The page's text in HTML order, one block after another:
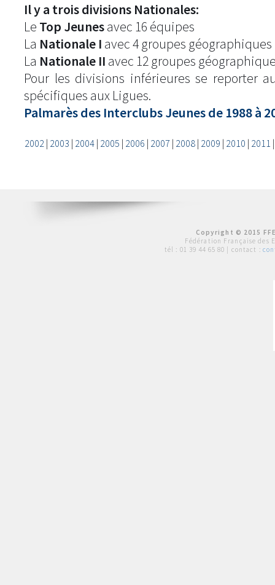
Il y a trois divisions Nationales:
Le Top Jeunesavec 16 équipes
La Nationale I avec 4 groupes
La Nationale II avec 12 groupes
Pour les divisions inférieures se reporter
spécifiques aux Ligues.
Palmarès des Interclubs Jeunes de 1988 à
2002| 2003 | 2004| 2005 | 2006 | 2007 | 2008| 2009 | 2010 | 2011
Copyright © 2015
Fédération Française des
tél : 01 39 44 65 80 | contact :